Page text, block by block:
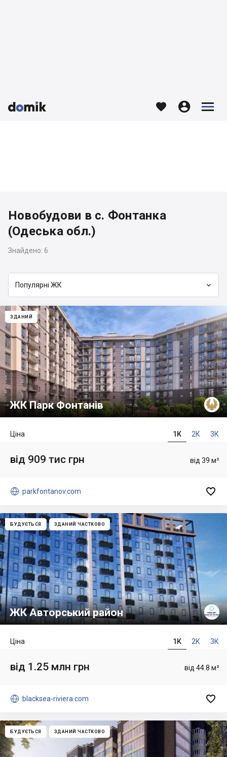


   


Новобудови в с. Фонтанка
(Одеська обл.)
Знайдено: 6
Популярні ЖК 
ЗДАНИЙ
ЖК Парк Фонтанів
1К 2К 3К
Ціна
від 39 м²
від 909 тис грн
 parkfontanov.com 
БУДУЄТЬСЯ ЗДАНИЙ ЧАСТКОВО
ЖК Авторський район
1К 2К 3К
Ціна
від 44.8 м²
від 1.25 млн грн
 blacksea-riviera.com 
БУДУЄТЬСЯ ЗДАНИЙ ЧАСТКОВО